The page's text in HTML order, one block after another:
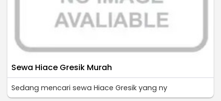
Sewa Hiace Gresik Murah
Sedang mencari sewa Hiace Gresik yang ny